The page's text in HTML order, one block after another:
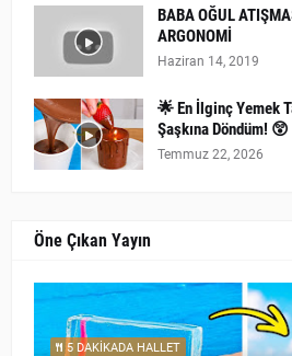
BABA OĞUL
ARGONOMİ
Haziran 14, 2019
🌟 En İlginç Yemek
Şaşkına Döndüm!
Temmuz 22, 2026
Öne Çıkan Yayın
5 DAKİKADA HALLET